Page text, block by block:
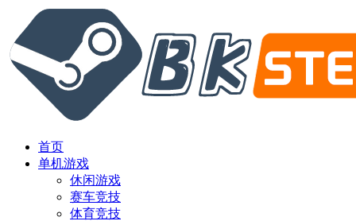
首页
单机游戏
休闲游戏
赛车竞技
体育竞技